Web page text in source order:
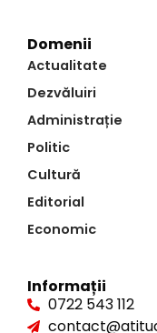
Domenii
Actualitate
Dezvăluiri
Administrație
Politic
Cultură
Editorial
Economic
Informații
0722 543 112